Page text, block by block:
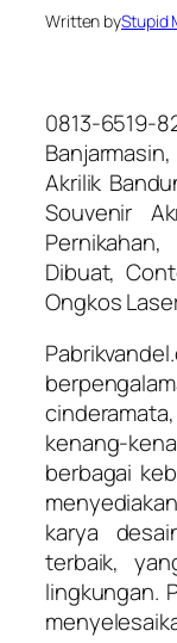
Written byStupid
0813-
Akrilik
Souvenir
Dibuat,
Ongkos
kenang-
berbagai
karya
terbaik,
lingkungan.